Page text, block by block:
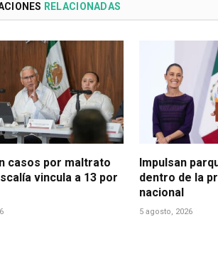
RELACIONADAS
casos por maltrato
vincula a 13 por
Impulsan
dentro de la
nacional
5 agosto, 2026